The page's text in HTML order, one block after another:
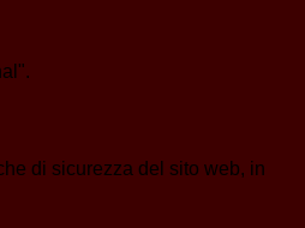
di sicurezza del sito web, in